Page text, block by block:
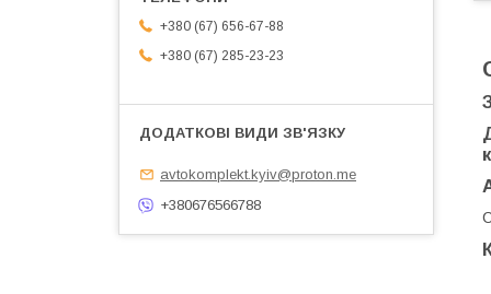
+380 (67) 656-67-88
+380 (67) 285-23-23
avtokomplekt.kyiv@proton.me
+380676566788